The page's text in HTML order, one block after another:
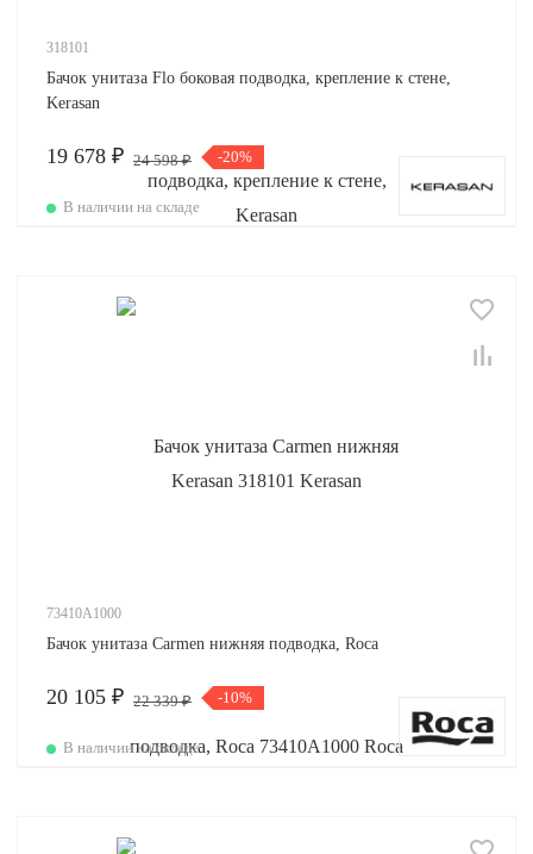
318101
Бачок унитаза Flo боковая подводка, крепление к стене,
Kerasan
19 678 ₽ 24 598 ₽ -20%
В наличии на складе
73410A1000
Бачок унитаза Carmen нижняя подводка, Roca
20 105 ₽ 22 339 ₽ -10%
В наличии на складе